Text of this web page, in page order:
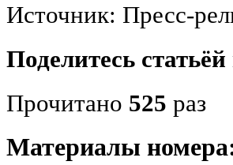
Источник: Пресс-
Поделитесь
Прочитано 525 раз
Материалы